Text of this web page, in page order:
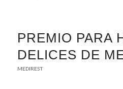
PREMIO PARA
DELICES DE
MEDIREST